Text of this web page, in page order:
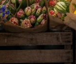
Standort
Bretten